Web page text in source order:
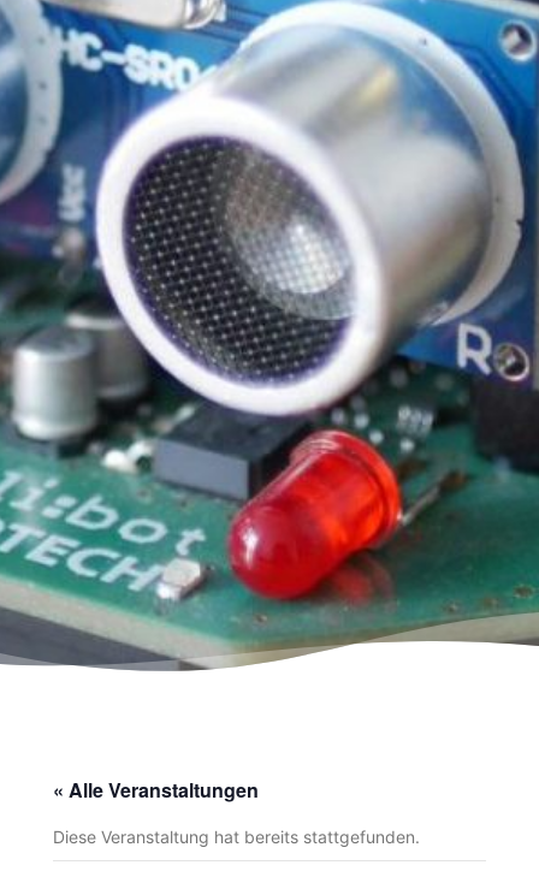
« Alle Veranstaltungen
Diese Veranstaltung hat bereits stattgefunden.